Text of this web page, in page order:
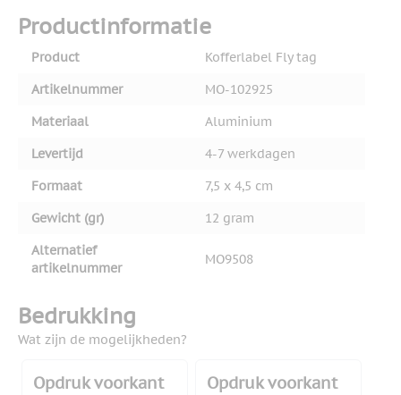
Productinformatie
Product
Kofferlabel Fly tag
Artikelnummer
MO-102925
Materiaal
Aluminium
Levertijd
4-7 werkdagen
Formaat
7,5 x 4,5 cm
Gewicht (gr)
12 gram
Alternatief
artikelnummer
MO9508
Bedrukking
Wat zijn de mogelijkheden?
Opdruk voorkant
Opdruk voorkant